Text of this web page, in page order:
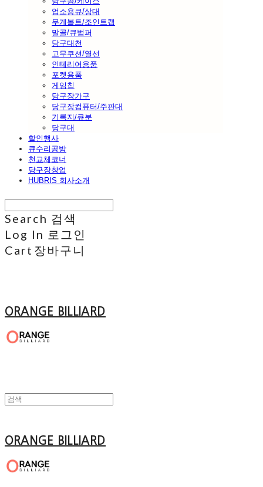
업소용큐/상대
무게볼트/조인트캡
말골/큐범퍼
당구대천
고무쿠션/열선
인테리어용품
포켓용품
게임칩
당구장가구
당구장컴퓨터/주판대
기록지/큐분
당구대
할인행사
큐수리공방
천교체코너
당구장창업
HUBRIS 회사소개
Search 검색
Log In 로그인
Cart 장바구니
ORANGE BILLIARD
ORANGE BILLIARD